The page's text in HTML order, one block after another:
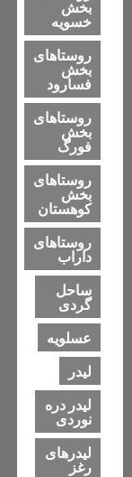
بخش
خسویه
روستاهای
بخش
فسارود
روستاهای
بخش
فورگ
روستاهای
بخش
کوهستان
روستاهای
داراب
ساحل
گردی
عسلویه
لیدر
لیدر دره
نوردی
لیدرهای
رغز